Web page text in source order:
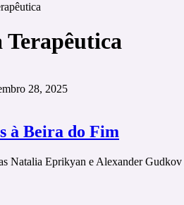
Terapêutica
28, 2025
à Beira do Fim
Natalia Eprikyan e Alexander